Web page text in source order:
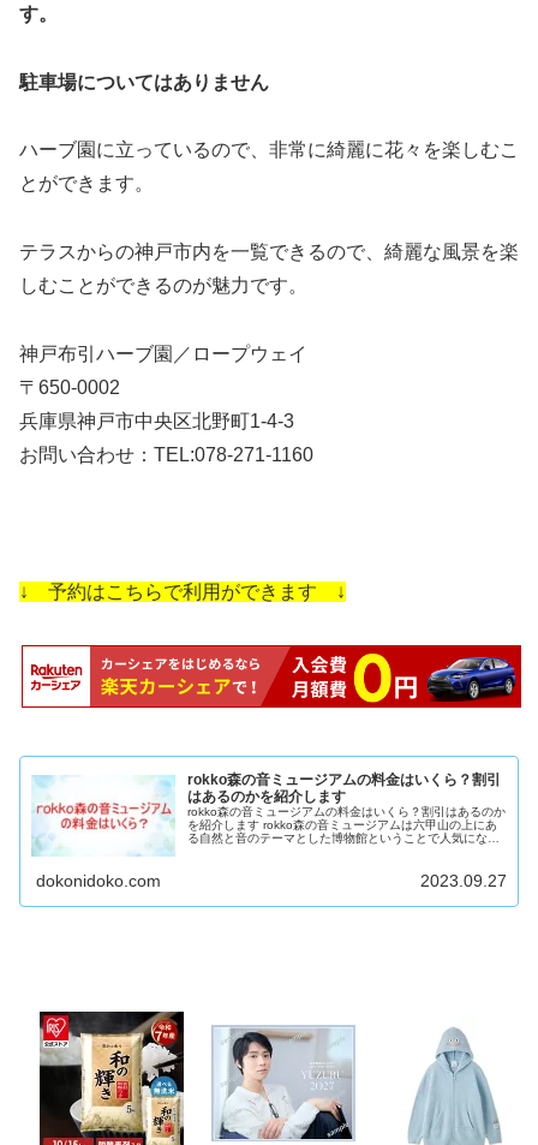
す。
駐車場についてはありません
ハーブ園に立っているので、非常に綺麗に花々を楽しむこ
とができます。
テラスからの神戸市内を一覧できるので、綺麗な風景を楽
しむことができるのが魅力です。
神戸布引ハーブ園／ロープウェイ
〒650-0002
兵庫県神戸市中央区北野町1-4-3
お問い合わせ：TEL:078-271-1160
↓ 予約はこちらで利用ができます ↓
rokko森の音ミュージアムの料金はいくら？割引
はあるのかを紹介します
rokko森の音ミュージアムの料金はいくら？割引はあるのか
を紹介します rokko森の音ミュージアムは六甲山の上にあ
る自然と音のテーマとした博物館ということで人気になっ
dokonidoko.com 2023.09.27